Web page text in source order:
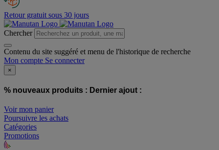
Retour gratuit sous 30 jours
Chercher
Contenu du site suggéré et menu de l'historique de recherche
Mon compte Se connecter
×
% nouveaux produits : Dernier ajout :
Voir mon panier
Poursuivre les achats
Catégories
Promotions